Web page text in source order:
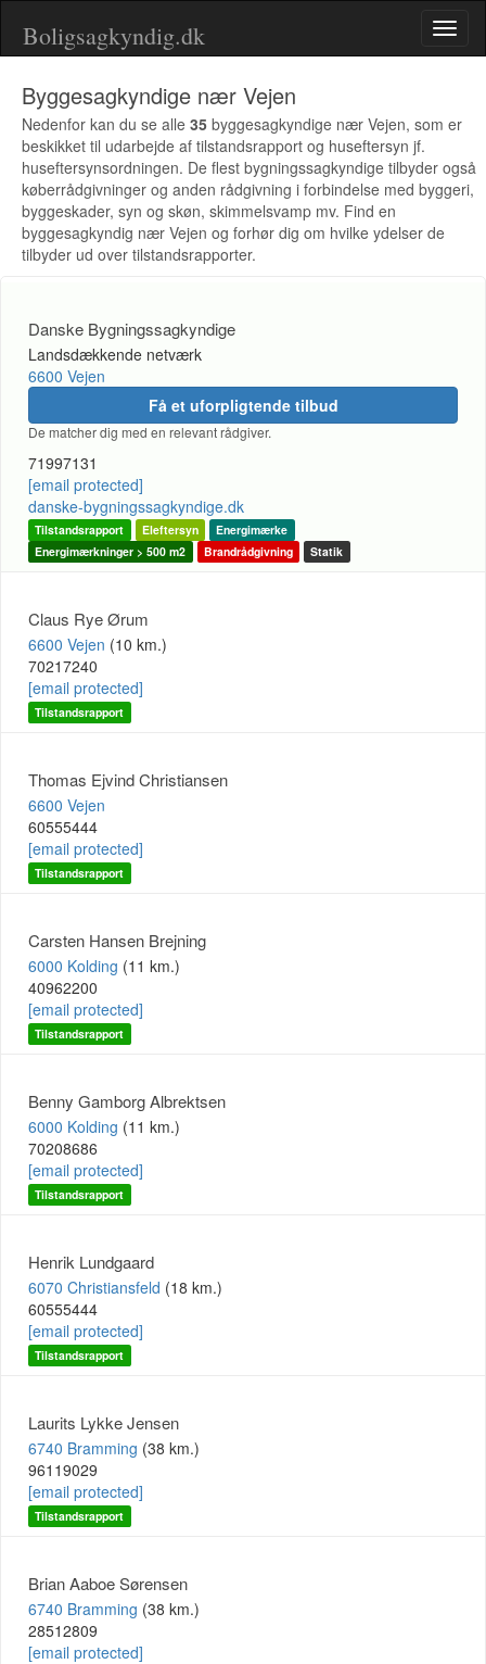
Boligsagkyndig.dk
Byggesagkyndige nær Vejen
Nedenfor kan du se alle 35 byggesagkyndige nær Vejen, som er
beskikket til udarbejde af tilstandsrapport og huseftersyn jf.
huseftersynsordningen. De flest bygningssagkyndige tilbyder også
køberrådgivninger og anden rådgivning i forbindelse med byggeri,
byggeskader, syn og skøn, skimmelsvamp mv. Find en
byggesagkyndig nær Vejen og forhør dig om hvilke ydelser de
tilbyder ud over tilstandsrapporter.
Danske Bygningssagkyndige
Landsdækkende netværk
6600 Vejen
Få et uforpligtende tilbud
De matcher dig med en relevant rådgiver.
71997131
[email protected]
danske-bygningssagkyndige.dk
Tilstandsrapport Eleftersyn
Energimærke
Energimærkninger > 500 m2
Brandrådgivning Statik
Claus Rye Ørum
6600 Vejen (10 km.)
70217240
[email protected]
Tilstandsrapport
Thomas Ejvind Christiansen
6600 Vejen
60555444
[email protected]
Tilstandsrapport
Carsten Hansen Brejning
6000 Kolding (11 km.)
40962200
[email protected]
Tilstandsrapport
Benny Gamborg Albrektsen
6000 Kolding (11 km.)
70208686
[email protected]
Tilstandsrapport
Henrik Lundgaard
6070 Christiansfeld (18 km.)
60555444
[email protected]
Tilstandsrapport
Laurits Lykke Jensen
6740 Bramming (38 km.)
96119029
[email protected]
Tilstandsrapport
Brian Aaboe Sørensen
6740 Bramming (38 km.)
28512809
[email protected]